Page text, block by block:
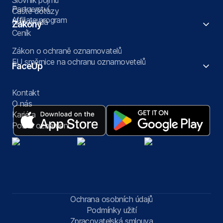
Časté dotazy
Nápověda
Ceník
Partnerství
Affiliate program
Zákony
Zákon o ochraně oznamovatelů
EU směrnice na ochranu oznamovetelů
FaceUp
Kontakt
O nás
Kariéra
Poslat oznámení
Ochrana osobních údajů
Podmínky užití